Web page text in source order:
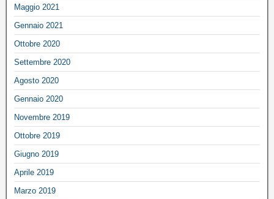
Maggio 2021
Gennaio 2021
Ottobre 2020
Settembre 2020
Agosto 2020
Gennaio 2020
Novembre 2019
Ottobre 2019
Giugno 2019
Aprile 2019
Marzo 2019